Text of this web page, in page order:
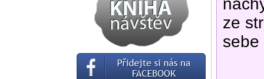
ze
sebe